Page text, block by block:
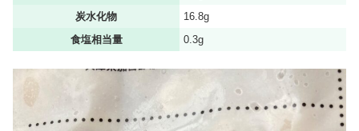
炭水化物
16.8g
食塩相当量
0.3g